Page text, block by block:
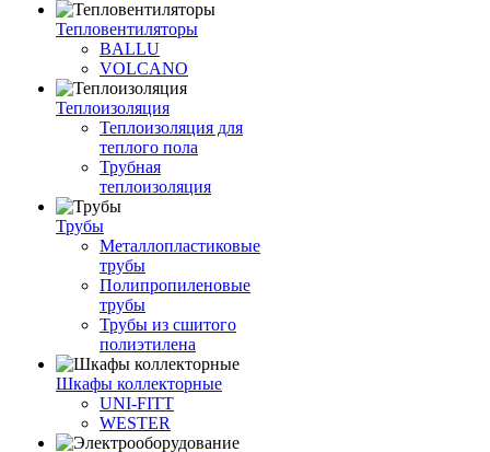
Тепловентиляторы
BALLU
VOLCANO
Теплоизоляция
Теплоизоляция для
теплого пола
Трубная
теплоизоляция
Трубы
Металлопластиковые
трубы
Полипропиленовые
трубы
Трубы из сшитого
полиэтилена
Шкафы коллекторные
UNI-FITT
WESTER